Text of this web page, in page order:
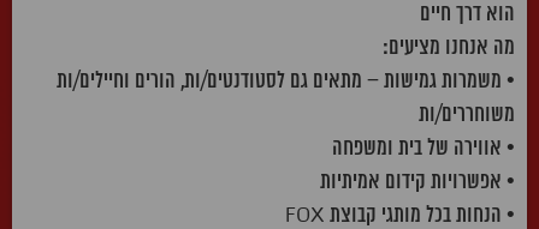
הוא דרך חיים
מה אנחנו מציעים:
• משמרות גמישות – מתאים גם לסטודנטים/ות, הורים וחיילים/ות
משוחררים/ות
• אווירה של בית ומשפחה
• אפשרויות קידום אמיתיות
• הנחות בכל מותגי קבוצת FOX